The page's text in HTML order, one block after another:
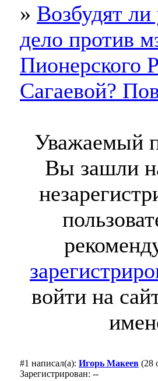
» Возбудят ли
дело против
Пионерского
Сагаевой?
Уважаемый
Вы зашли
войти на
#1 написал(а): Игорь Макеев (28
Зарегистрирован: --